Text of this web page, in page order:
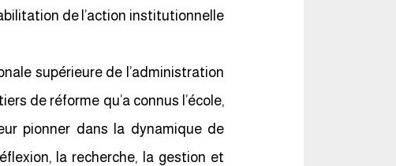
de l’action institutionnelle
supérieure de l’administration
de réforme qu’a connus l’école,
pionner dans la dynamique de
la recherche, la gestion et